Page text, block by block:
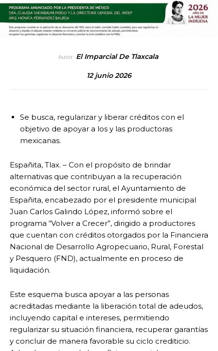
Autor: El Imparcial De Tlaxcala
12 junio 2026
Se busca, regularizar y liberar créditos con el
objetivo de apoyar a los y las productoras
mexicanas.
Españita, Tlax. – Con el propósito de brindar
alternativas que contribuyan a la recuperación
económica del sector rural, el Ayuntamiento de
Españita, encabezado por el presidente municipal
Juan Carlos Galindo López, informó sobre el
programa “Volver a Crecer”, dirigido a productores
que cuentan con créditos otorgados por la Financiera
Nacional de Desarrollo Agropecuario, Rural, Forestal
y Pesquero (FND), actualmente en proceso de
liquidación.
Este esquema busca apoyar a las personas
acreditadas mediante la liberación total de adeudos,
incluyendo capital e intereses, permitiendo
regularizar su situación financiera, recuperar garantías
y concluir de manera favorable su ciclo crediticio.